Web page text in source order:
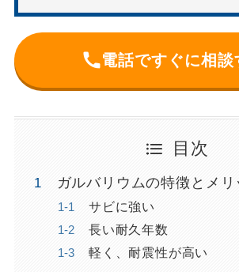
電話ですぐに相談
目次
ガルバリウムの特徴とメリ
サビに強い
長い耐久年数
軽く、耐震性が高い